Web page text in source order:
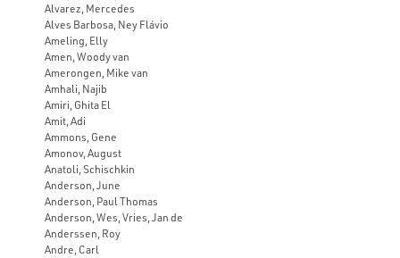
Alvarez, Mercedes
Alves Barbosa, Ney Flávio
Ameling, Elly
Amen, Woody van
Amerongen, Mike van
Amhali, Najib
Amiri, Ghita El
Amit, Adi
Ammons, Gene
Amonov, August
Anatoli, Schischkin
Anderson, June
Anderson, Paul Thomas
Anderson, Wes, Vries, Jan de
Anderssen, Roy
Andre, Carl